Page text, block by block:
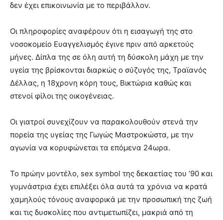
δεν έχει επικοινωνία με το περιβάλλον.
Οι πληροφορίες αναφέρουν ότι η εισαγωγή της στο
νοσοκομείο Ευαγγελισμός έγινε πριν από αρκετούς
μήνες. Δίπλα της σε όλη αυτή τη δύσκολη μάχη με την
υγεία της βρίσκονται διαρκώς ο σύζυγός της, Τραϊανός
Δέλλας, η 18χρονη κόρη τους, Βικτώρια καθώς και
στενοί φίλοι της οικογένειας.
Οι γιατροί συνεχίζουν να παρακολουθούν στενά την
πορεία της υγείας της Γωγώς Μαστροκώστα, με την
αγωνία να κορυφώνεται τα επόμενα 24ωρα.
Το πρώην μοντέλο, sex symbol της δεκαετίας του ’90 και
γυμνάστρια έχει επιλέξει όλα αυτά τα χρόνια να κρατά
χαμηλούς τόνους αναφορικά με την προσωπική της ζωή
και τις δυσκολίες που αντιμετωπίζει, μακριά από τη